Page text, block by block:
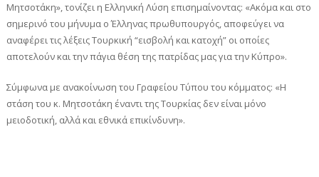
Μητσοτάκη», τονίζει η Ελληνική Λύση επισημαίνοντας: «Ακόμα και στο
σημερινό του μήνυμα ο Έλληνας πρωθυπουργός, αποφεύγει να
αναφέρει τις λέξεις Τουρκική “εισβολή και κατοχή” οι οποίες
αποτελούν και την πάγια θέση της πατρίδας μας για την Κύπρο».
Σύμφωνα με ανακοίνωση του Γραφείου Τύπου του κόμματος: «Η
στάση του κ. Μητσοτάκη έναντι της Τουρκίας δεν είναι μόνο
μειοδοτική, αλλά και εθνικά επικίνδυνη».